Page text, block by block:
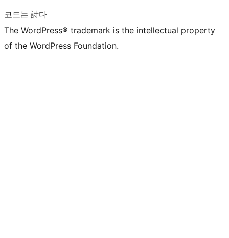
코드는 詩다
The WordPress® trademark is the intellectual property
of the WordPress Foundation.